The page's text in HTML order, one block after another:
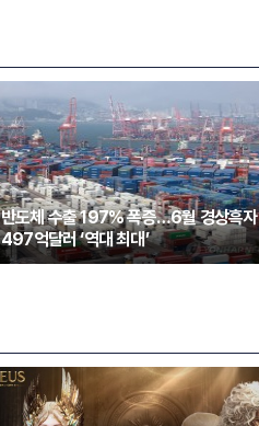
반도체 수출 197% 폭증…6월 경상흑자
497억달러 ‘역대 최대’